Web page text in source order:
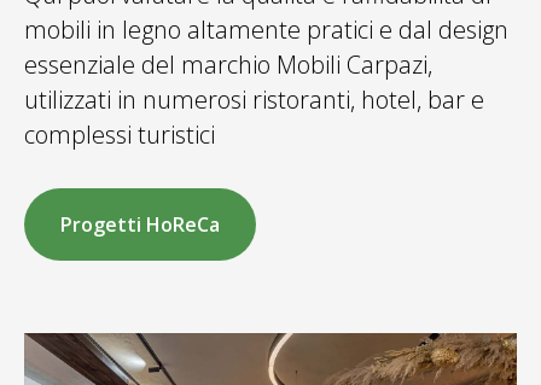
mobili in legno altamente pratici e dal design
essenziale del marchio Mobili Carpazi,
utilizzati in numerosi ristoranti, hotel, bar e
complessi turistici
Progetti HoReCa